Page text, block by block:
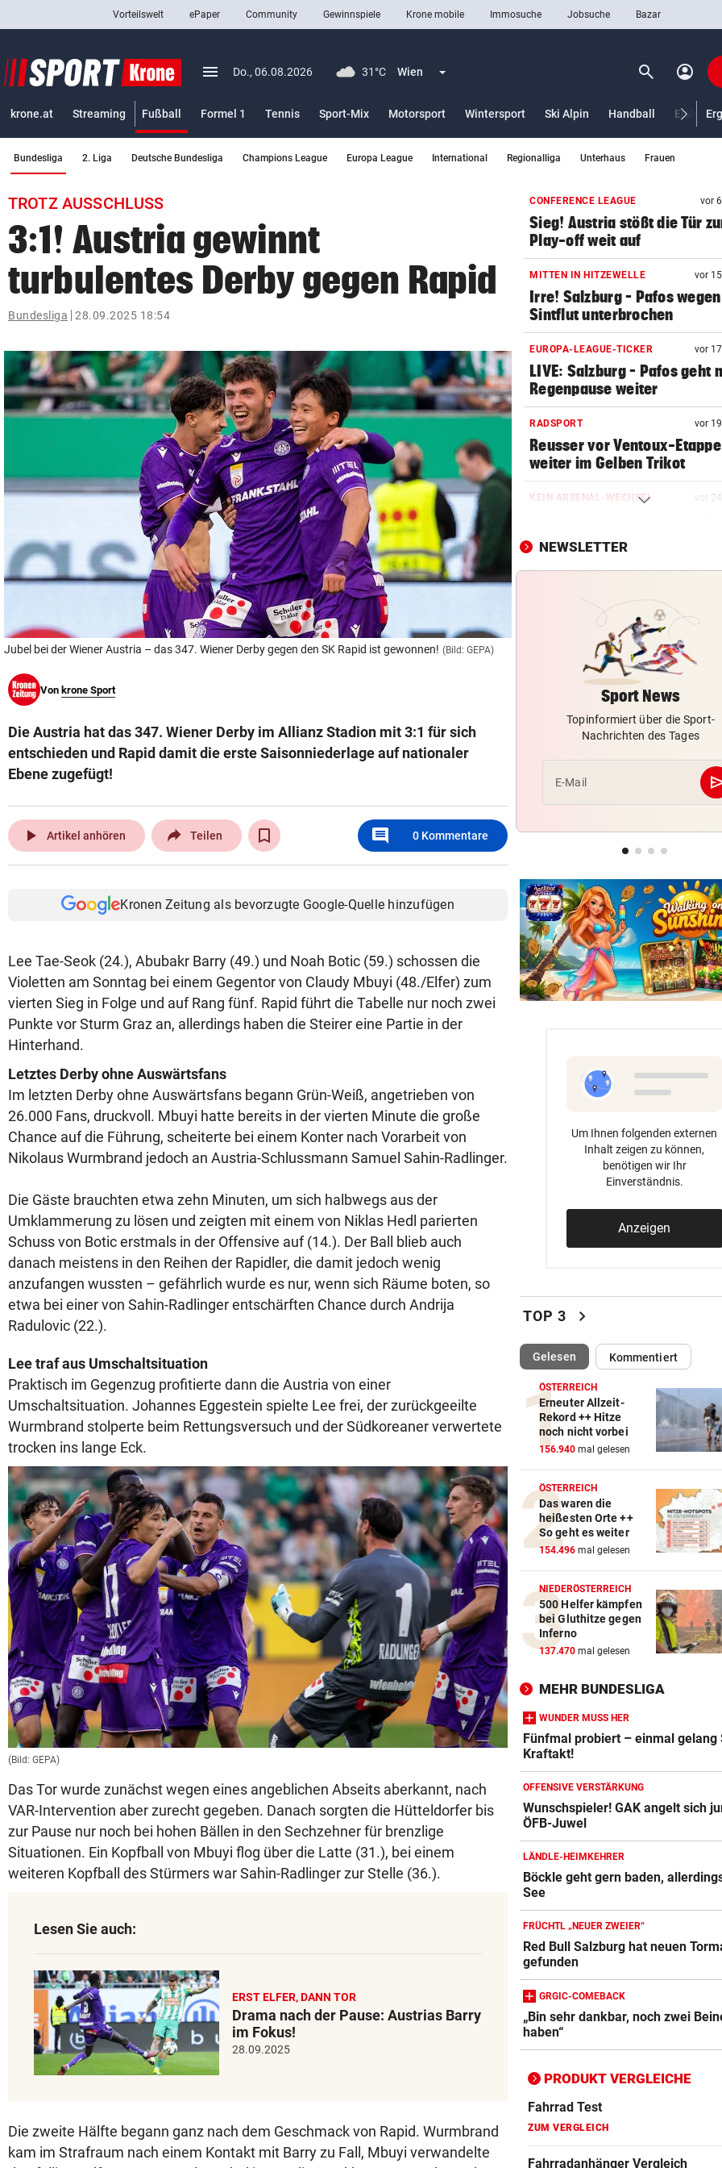
closeSchließen
Abonnieren
pin_drop
Wien
Suchbegriff
eingeben
© Krone Multimedia GmbH & Co KG 2026
Muthgasse 2, 1190 Wien
Vorteilswelt ePaper Community Gewinnspiele Krone mobile Immosuche Jobsuche Bazar
menu Menü aufklappen
Do., 06.08.2026 31°C Wien Menü aufklappen search Suchen
account_circle
krone.at Streaming Fußball
Formel 1
Tennis Sport-Mix Motorsport Wintersport Ski Alpin Handball
Bundesliga 2. Liga Deutsche Bundesliga Champions League Europa League International Regionalliga Unterhaus Frauen
TROTZ AUSSCHLUSS
3:1! Austria gewinnt
turbulentes Derby gegen Rapid
Bundesliga 28.09.2025 18:54
Jubel bei der Wiener Austria – das 347. Wiener Derby gegen den SK Rapid ist gewonnen! (Bild: GEPA)
Von krone Sport
Die Austria hat das 347. Wiener Derby im Allianz Stadion mit 3:1 für sich
entschieden und Rapid damit die erste Saisonniederlage auf nationaler
Ebene zugefügt!
play_arrow Artikel anhören Teilen comment 0 Kommentare
Kronen Zeitung als bevorzugte Google-Quelle hinzufügen
Lee Tae-Seok (24.), Abubakr Barry (49.) und Noah Botic (59.) schossen die
Violetten am Sonntag bei einem Gegentor von Claudy Mbuyi (48./Elfer) zum
vierten Sieg in Folge und auf Rang fünf. Rapid führt die Tabelle nur noch zwei
Punkte vor Sturm Graz an, allerdings haben die Steirer eine Partie in der
Hinterhand.
Letztes Derby ohne Auswärtsfans
Im letzten Derby ohne Auswärtsfans begann Grün-Weiß, angetrieben von
26.000 Fans, druckvoll. Mbuyi hatte bereits in der vierten Minute die große
Chance auf die Führung, scheiterte bei einem Konter nach Vorarbeit von
Nikolaus Wurmbrand jedoch an Austria-Schlussmann Samuel Sahin-Radlinger.
Die Gäste brauchten etwa zehn Minuten, um sich halbwegs aus der
Umklammerung zu lösen und zeigten mit einem von Niklas Hedl parierten
Schuss von Botic erstmals in der Offensive auf (14.). Der Ball blieb auch
danach meistens in den Reihen der Rapidler, die damit jedoch wenig
anzufangen wussten – gefährlich wurde es nur, wenn sich Räume boten, so
etwa bei einer von Sahin-Radlinger entschärften Chance durch Andrija
Radulovic (22.).
Lee traf aus Umschaltsituation
Praktisch im Gegenzug profitierte dann die Austria von einer
Umschaltsituation. Johannes Eggestein spielte Lee frei, der zurückgeeilte
Wurmbrand stolperte beim Rettungsversuch und der Südkoreaner verwertete
trocken ins lange Eck.
(Bild: GEPA)
Das Tor wurde zunächst wegen eines angeblichen Abseits aberkannt, nach
VAR-Intervention aber zurecht gegeben. Danach sorgten die Hütteldorfer bis
zur Pause nur noch bei hohen Bällen in den Sechzehner für brenzlige
Situationen. Ein Kopfball von Mbuyi flog über die Latte (31.), bei einem
weiteren Kopfball des Stürmers war Sahin-Radlinger zur Stelle (36.).
Lesen Sie auch:
ERST ELFER, DANN TOR
Drama nach der Pause: Austrias Barry
im Fokus!
28.09.2025
Die zweite Hälfte begann ganz nach dem Geschmack von Rapid. Wurmbrand
kam im Strafraum nach einem Kontakt mit Barry zu Fall, Mbuyi verwandelte
CONFERENCE LEAGUE vor
Sieg! Austria stößt die Tür
Play-off weit auf
MITTEN IN HITZEWELLE vor
Irre! Salzburg – Pafos wegen
Sintflut unterbrochen
EUROPA-LEAGUE-TICKER vor
LIVE: Salzburg – Pafos geht
Regenpause weiter
RADSPORT vor
Reusser vor Ventoux-Etappe
weiter im Gelben Trikot
KEIN ARSENAL-WECHSEL vor
Madrid bis 2032
„VERSTEHE ICH NICHT“ vor
Morddrohungen aus
ABSCHIED AUS ENGLAND
Spanien-Star Rodri vor
zum FC Barcelona
CONFERENCE LEAGUE
Später Doppelschlag fixiert
Rapid-Sieg in Estland
Sturm Kraftakt!
„Auf das Foto bin ich stolz –
die Gelbe auch“
NEWSLETTER
Sport News
Topinformiert über die Sport-
Nachrichten des Tages
E-Mail
Um Ihnen folgenden externen
Inhalt zeigen zu können,
benötigen wir Ihr
Einverständnis.
Anzeigen
TOP 3 chevron_right
Gelesen(ausgewählt)Kommentiert
ÖSTERREICH
Erneuter Allzeit-
Rekord ++ Hitze
noch nicht vorbei
156.940 mal gelesen
ÖSTERREICH
Das waren die
heißesten Orte ++
So geht es weiter
154.496 mal gelesen
NIEDERÖSTERREICH
500 Helfer kämpfen
bei Gluthitze gegen
Inferno
137.470 mal gelesen
MEHR BUNDESLIGA
WUNDER MUSS HER
Fünfmal probiert – einmal gelang
Kraftakt!
OFFENSIVE VERSTÄRKUNG
Wunschspieler! GAK angelt sich
ÖFB-Juwel
LÄNDLE-HEIMKEHRER
Böckle geht gern baden,
See
FRÜCHTL „NEUER ZWEIER“
Red Bull Salzburg hat neuen
gefunden
GRGIC-COMEBACK
„Bin sehr dankbar, noch zwei
haben“
PRODUKT VERGLEICHE
Action-Cam Vergleich
Crosstrainer Vergleich
E-Bike Vergleich
ZUM VERGLEICH
Elektro-Scooter Vergleich
ZUM VERGLEICH
Ergometer Vergleich
ZUM VERGLEICH
Fahrrad Test
ZUM VERGLEICH
Fahrradanhänger Vergleich